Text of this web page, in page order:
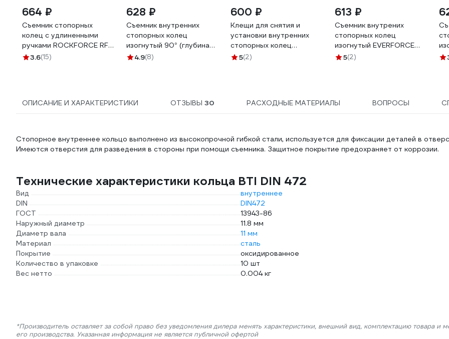
664 ₽
Съемник стопорных
колец с удлиненными
ручками ROCKFORCE RF-
9U0102(7873)
3.6(15)
628 ₽
Съемник внутренних
стопорных колец
изогнутый 90° (глубина
56 мм, для суппортов) в
4.9(8)
600 ₽
Клещи для снятия и
установки внутренних
стопорных колец
YATAFORCE YF-
5(2)
613 ₽
Съемник внутрених
стопорных колец
изогнутый EVERFORCE
90грд. (глубина-56мм,
5(2)
ОПИСАНИЕ И ХАРАКТЕРИСТИКИ ОТЗЫВЫ 30 РАСХОДНЫЕ МАТЕРИАЛЫ ВОПРОСЫ
Стопорное внутреннее кольцо выполнено из высокопрочной гибкой стали, используется для фиксации деталей в
Имеются отверстия для разведения в стороны при помощи съемника. Защитное покрытие предохраняет от коррозии.
Технические характеристики кольца BTI DIN 472
Вид
внутреннее
DIN
DIN472
ГОСТ
13943-86
Наружный диаметр
11.8 мм
Диаметр вала
11 мм
Материал
сталь
Покрытие
оксидированное
Количество в упаковке
10 шт
Вес нетто
0.004 кг
*Производитель оставляет за собой право без уведомления дилера менять характеристики, внешний вид, комплектацию товара и
его производства. Указанная информация не является публичной офертой